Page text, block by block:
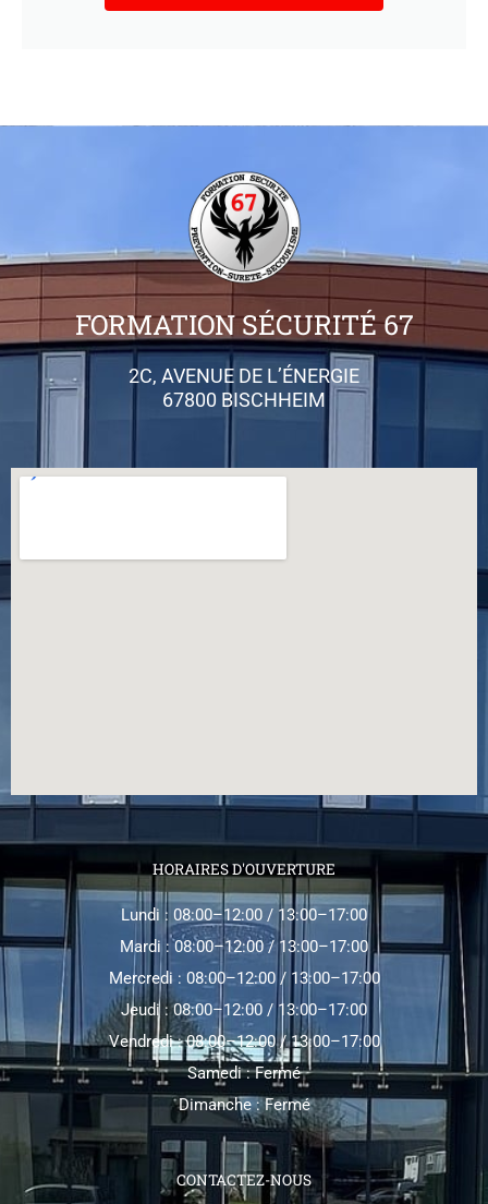
FORMATION SÉCURITÉ 67
2C, AVENUE DE L’ÉNERGIE
67800 BISCHHEIM
HORAIRES D'OUVERTURE
Lundi : 08:00–12:00 / 13:00–17:00
Mardi : 08:00–12:00 / 13:00–17:00
Mercredi : 08:00–12:00 / 13:00–17:00
Jeudi : 08:00–12:00 / 13:00–17:00
Vendredi : 08:00–12:00 / 13:00–17:00
Samedi : Fermé
Dimanche : Fermé
CONTACTEZ-NOUS